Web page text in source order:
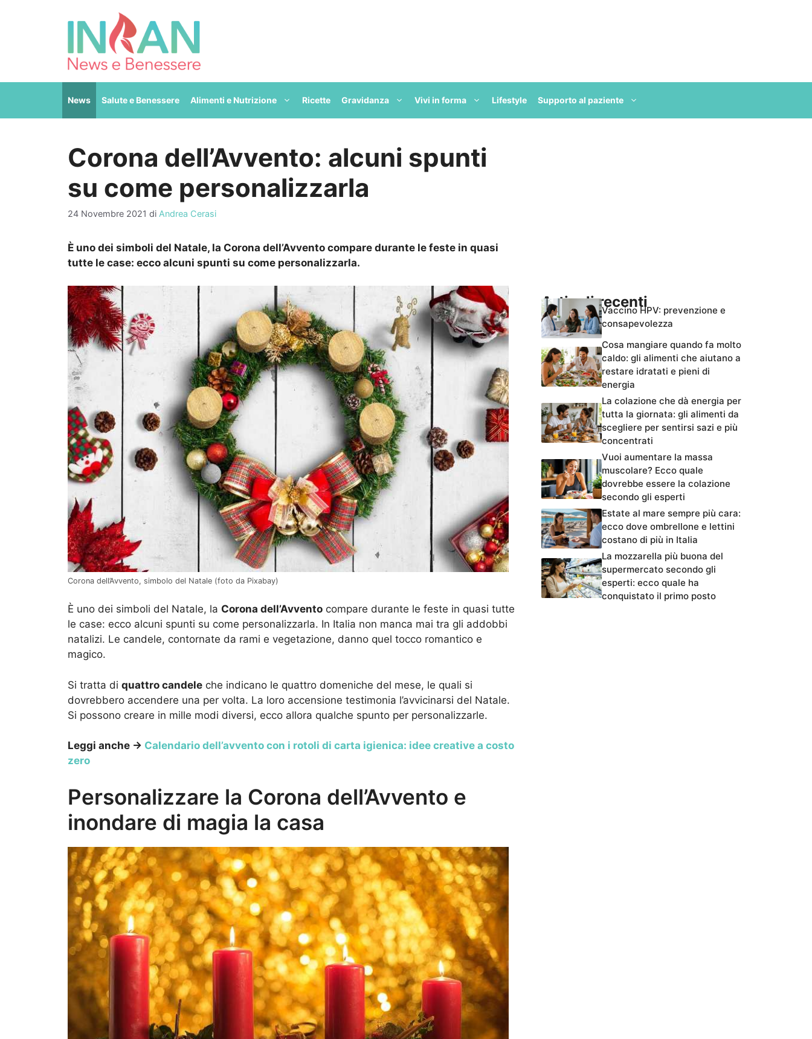
News Salute e Benessere Alimenti e Nutrizione Ricette Gravidanza Vivi in forma Lifestyle Supporto al paziente
Corona dell’Avvento: alcuni spunti
su come personalizzarla
24 Novembre 2021 di Andrea Cerasi
È uno dei simboli del Natale, la Corona dell’Avvento compare durante le feste in quasi
tutte le case: ecco alcuni spunti su come personalizzarla.
Corona dell’Avvento, simbolo del Natale (foto da Pixabay)
È uno dei simboli del Natale, la Corona dell’Avvento compare durante le feste in quasi tutte
le case: ecco alcuni spunti su come personalizzarla. In Italia non manca mai tra gli addobbi
natalizi. Le candele, contornate da rami e vegetazione, danno quel tocco romantico e
magico.
Si tratta di quattro candele che indicano le quattro domeniche del mese, le quali si
dovrebbero accendere una per volta. La loro accensione testimonia l’avvicinarsi del Natale.
Si possono creare in mille modi diversi, ecco allora qualche spunto per personalizzarle.
Leggi anche → Calendario dell’avvento con i rotoli di carta igienica: idee creative a costo
zero
Personalizzare la Corona dell’Avvento e
inondare di magia la casa
Articoli recentiVaccino HPV: prevenzione e
consapevolezza
Cosa mangiare quando fa molto
caldo: gli alimenti che aiutano a
restare idratati e pieni di
energia
La colazione che dà energia per
tutta la giornata: gli alimenti da
scegliere per sentirsi sazi e più
concentrati
Vuoi aumentare la massa
muscolare? Ecco quale
dovrebbe essere la colazione
secondo gli esperti
Estate al mare sempre più cara:
ecco dove ombrellone e lettini
costano di più in Italia
La mozzarella più buona del
supermercato secondo gli
esperti: ecco quale ha
conquistato il primo posto